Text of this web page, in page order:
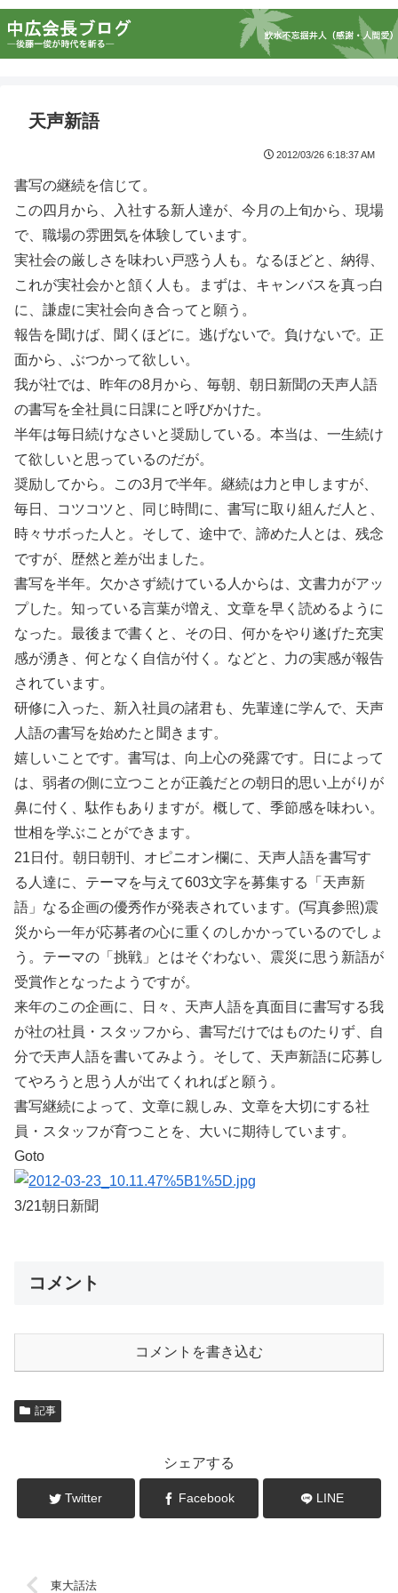
天声新語
2012/03/26 6:18:37 AM
書写の継続を信じて。
この四月から、入社する新人達が、今月の上旬から、現場
で、職場の雰囲気を体験しています。
実社会の厳しさを味わい戸惑う人も。なるほどと、納得、
これが実社会かと頷く人も。まずは、キャンバスを真っ白
に、謙虚に実社会向き合ってと願う。
報告を聞けば、聞くほどに。逃げないで。負けないで。正
面から、ぶつかって欲しい。
我が社では、昨年の8月から、毎朝、朝日新聞の天声人語
の書写を全社員に日課にと呼びかけた。
半年は毎日続けなさいと奨励している。本当は、一生続け
て欲しいと思っているのだが。
奨励してから。この3月で半年。継続は力と申しますが、
毎日、コツコツと、同じ時間に、書写に取り組んだ人と、
時々サボった人と。そして、途中で、諦めた人とは、残念
ですが、歴然と差が出ました。
書写を半年。欠かさず続けている人からは、文書力がアッ
プした。知っている言葉が増え、文章を早く読めるように
なった。最後まで書くと、その日、何かをやり遂げた充実
感が湧き、何となく自信が付く。などと、力の実感が報告
されています。
研修に入った、新入社員の諸君も、先輩達に学んで、天声
人語の書写を始めたと聞きます。
嬉しいことです。書写は、向上心の発露です。日によって
は、弱者の側に立つことが正義だとの朝日的思い上がりが
鼻に付く、駄作もありますが。概して、季節感を味わい。
世相を学ぶことができます。
21日付。朝日朝刊、オピニオン欄に、天声人語を書写す
る人達に、テーマを与えて603文字を募集する「天声新
語」なる企画の優秀作が発表されています。(写真参照)震
災から一年が応募者の心に重くのしかかっているのでしょ
う。テーマの「挑戦」とはそぐわない、震災に思う新語が
受賞作となったようですが。
来年のこの企画に、日々、天声人語を真面目に書写する我
が社の社員・スタッフから、書写だけではものたりず、自
分で天声人語を書いてみよう。そして、天声新語に応募し
てやろうと思う人が出てくれればと願う。
書写継続によって、文章に親しみ、文章を大切にする社
員・スタッフが育つことを、大いに期待しています。
Goto
3/21朝日新聞
コメント
コメントを書き込む
記事
シェアする
Twitter Facebook LINE
東大話法